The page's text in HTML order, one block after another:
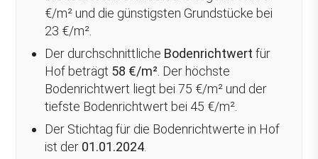
€/m² und die günstigsten Grundstücke bei
23 €/m².
Der durchschnittliche Bodenrichtwert für
Hof beträgt 58 €/m² . Der höchste
Bodenrichtwert liegt bei 75 €/m² und der
tiefste Bodenrichtwert bei 45 €/m².
Der Stichtag für die Bodenrichtwerte in Hof
ist der 01.01.2024